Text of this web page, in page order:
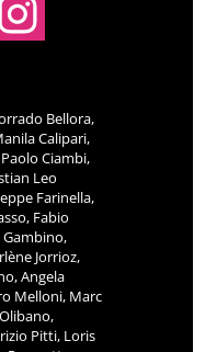
Bellora,
Calipari,
Ciambi,
Leo
Farinella,
Fabio
Gambino,
Jorrioz,
Angela
Melloni, Marc
Pitti, Loris